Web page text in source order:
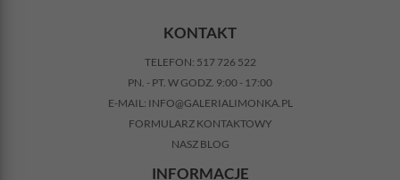
KONTAKT
TELEFON: 517 726 522
PN. - PT. W GODZ. 9:00 - 17:00
E-MAIL: INFO@GALERIALIMONKA.PL
FORMULARZ KONTAKTOWY
NASZ BLOG
INFORMACJE